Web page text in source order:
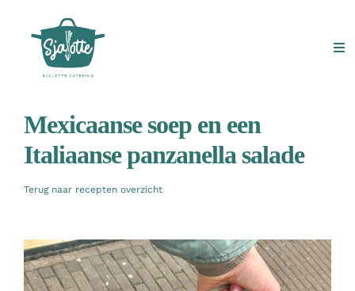
Kantoorlunches
Vergaderen
Private Dining
Media producties
Mexicaanse soep en een
Italiaanse panzanella salade
Terug naar recepten overzicht